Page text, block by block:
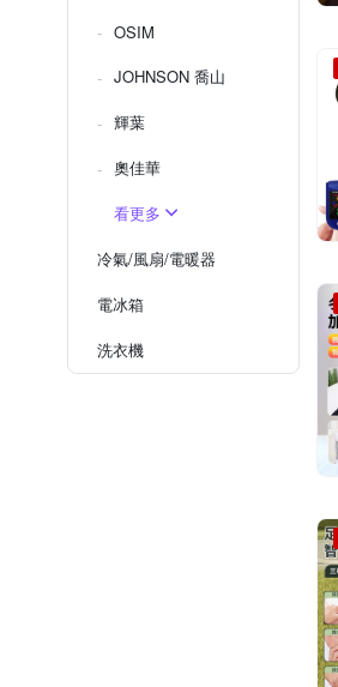
OSIM
JOHNSON 喬山
輝葉
奧佳華
看更多
冷氣/風扇/電暖器
電冰箱
洗衣機